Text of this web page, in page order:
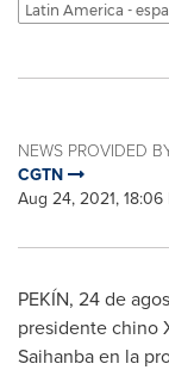
Latin America -
NEWS PROVIDED
CGTN
Aug 24, 2021, 18:06
PEKÍN, 24 de
presidente chino
Saihanba en la